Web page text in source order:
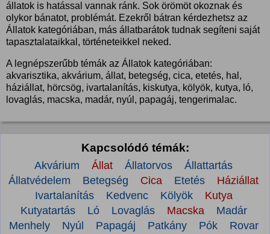
állatok is hatással vannak ránk. Sok örömöt okoznak és
olykor bánatot, problémát. Ezekről bátran kérdezhetsz az
Állatok kategóriában, más állatbarátok tudnak segíteni saját
tapasztalataikkal, történeteikkel neked.
A legnépszerűbb témák az Állatok kategóriában:
akvarisztika, akvárium, állat, betegség, cica, etetés, hal,
háziállat, hörcsög, ivartalanítás, kiskutya, kölyök, kutya, ló,
lovaglás, macska, madár, nyúl, papagáj, tengerimalac.
Kapcsolódó témák:
Akvárium Állat Állatorvos
Állattartás
Állatvédelem
Betegség Cica Etetés
Háziállat
Ivartalanítás
Kedvenc Kölyök
Kutya
Kutyatartás
Ló Lovaglás Macska
Madár
Menhely
Nyúl Papagáj Patkány Pók
Rovar